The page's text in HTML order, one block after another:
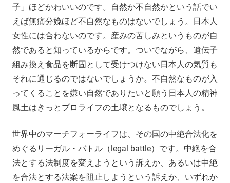
子」ほどかわいいのです。自然か不自然かという話でい
えば無痛分娩ほど不自然なものはないでしょう。日本人
女性には合わないのです。産みの苦しみというものが自
然であると知っているからです。ついでながら、遺伝子
組み換え食品を断固として受けつけない日本人の気質も
それに通じるのではないでしょうか。不自然なものが入
ってくることを嫌い自然でありたいと願う日本人の精神
風土はきっとプロライフの土壌となるものでしょう。
世界中のマーチフォーライフは、その国の中絶合法化を
めぐるリーガル・バトル（legal battle）です。中絶を合
法とする法制度を変えようという訴えか、あるいは中絶
を合法とする法案を阻止しようという訴えか、いずれか